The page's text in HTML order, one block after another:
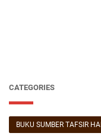
CATEGORIES
BUKU SUMBER TAFSIR